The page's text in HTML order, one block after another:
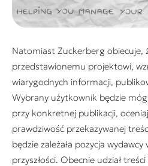
Natomiast Zuckerberg obiecuje,
przedstawionemu projektowi,
wiarygodnych informacji,
Wybrany użytkownik będzie
przy konkretnej publikacji,
prawdziwość przekazywanej
będzie zależała pozycja
przyszłości. Obecnie udział